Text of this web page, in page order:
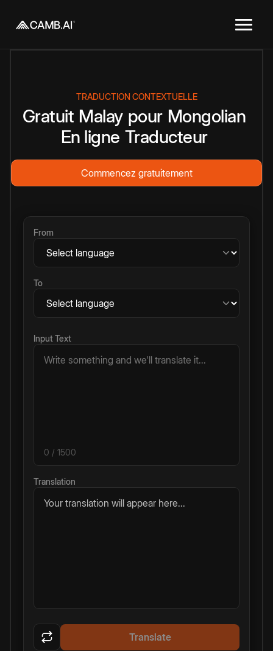
TRADUCTION CONTEXTUELLE
Gratuit Malay pour Mongolian
En ligne Traducteur
Commencez gratuitement
From
To
Input Text
0 / 1500
Translation
Your translation will appear here...
Translate